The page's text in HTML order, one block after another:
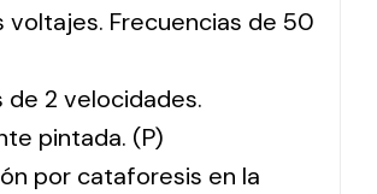
voltajes. Frecuencias de 50
de 2 velocidades.
pintada. (P)
por cataforesis en la